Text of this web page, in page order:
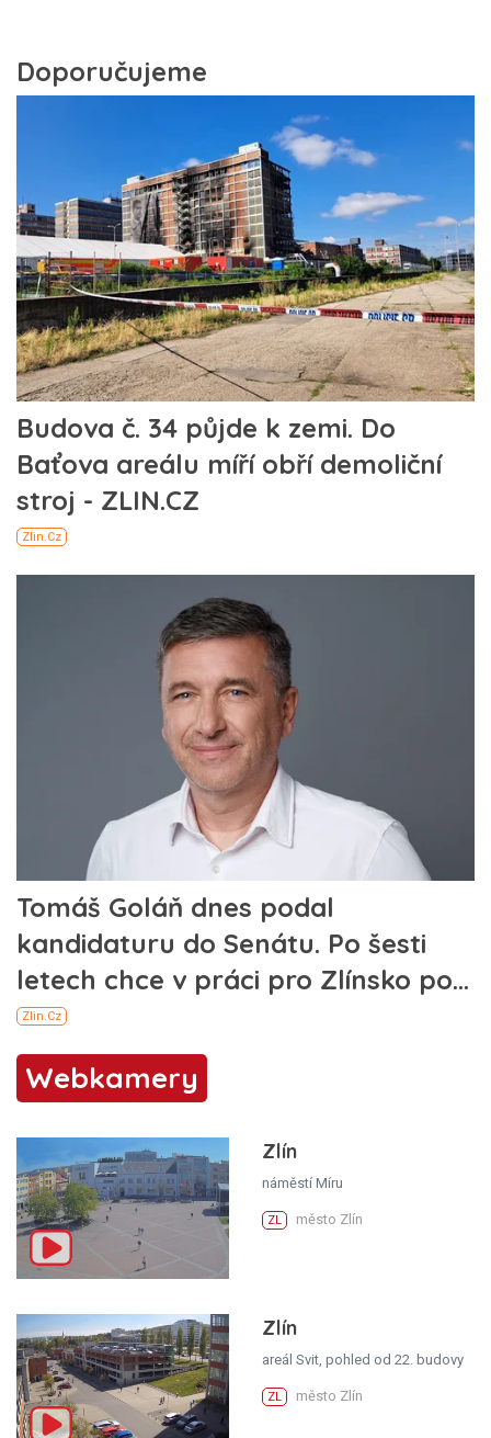
Webkamery
Zlín
náměstí Míru
ZL město Zlín
Zlín
areál Svit, pohled od 22. budovy
ZL město Zlín